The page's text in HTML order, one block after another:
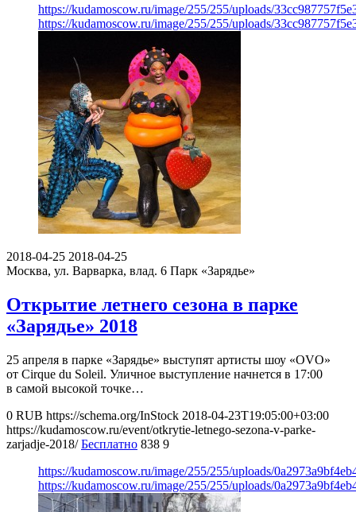
https://kudamoscow.ru/image/255/255/uploads/
https://kudamoscow.ru/image/255/255/uploads/
2018-04-25 2018-04-25
Москва, ул. Варварка, влад. 6 Парк «Зарядье»
Открытие летнего сезона в парке
«Зарядье» 2018
25 апреля в парке «Зарядье» выступят артисты шоу «OVO»
от Cirque du Soleil. Уличное выступление начнется в 17:00
в самой высокой точке…
0 RUB https://schema.org/InStock 2018-04-23T19:05:00+03:00
https://kudamoscow.ru/event/otkrytie-letnego-sezona-v-parke-
zarjadje-2018/ Бесплатно 838 9
https://kudamoscow.ru/image/255/255/uploads/
https://kudamoscow.ru/image/255/255/uploads/